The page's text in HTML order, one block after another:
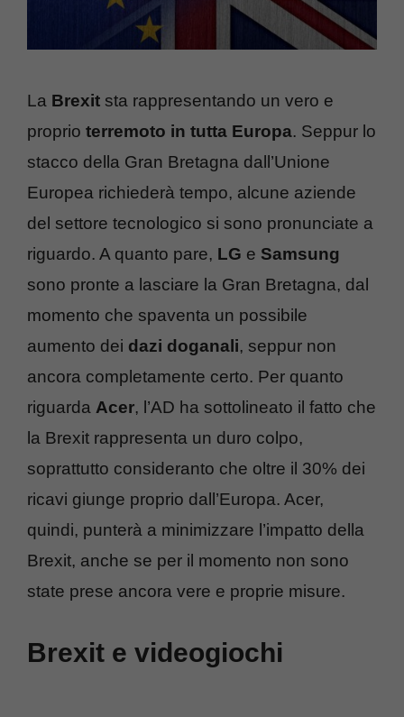
La Brexit sta rappresentando un vero e
proprio terremoto in tutta Europa. Seppur lo
stacco della Gran Bretagna dall’Unione
Europea richiederà tempo, alcune aziende
del settore tecnologico si sono pronunciate a
riguardo. A quanto pare, LG e Samsung
sono pronte a lasciare la Gran Bretagna, dal
momento che spaventa un possibile
aumento dei dazi doganali, seppur non
ancora completamente certo. Per quanto
riguarda Acer, l’AD ha sottolineato il fatto che
la Brexit rappresenta un duro colpo,
soprattutto consideranto che oltre il 30% dei
ricavi giunge proprio dall’Europa. Acer,
quindi, punterà a minimizzare l’impatto della
Brexit, anche se per il momento non sono
state prese ancora vere e proprie misure.
Brexit e videogiochi